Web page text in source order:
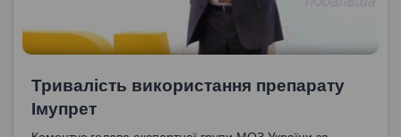
Тривалість використання препарату
Імупрет